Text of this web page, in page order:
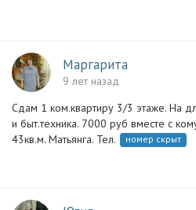
Маргарита
9 лет назад
Сдам 1 ком.квартиру 3/3 этаже. На
и быт.техника. 7000 руб вместе с
43кв.м. Матьянга. Тел.
номер скрыт